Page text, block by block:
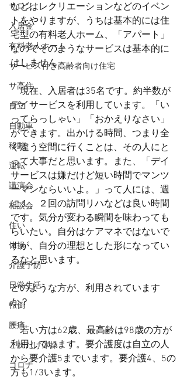
サロン
入居金
有料老人ホーム
サービス付き高齢者向け住宅
サ高住
自立
自動車
移動
運転
講演会
相談会
住い
体操
介護予防
日常生活
転倒
腰痛
これだけ体操
コロナ
などはレクリエーションなどのイベン
トをやりますが、うちは基本的には住
宅型の有料老人ホーム、「アパート」
なのでそのようなサービスは基本的に
はしません。
現在、入居者は35名です。約半数が
デイサービスを利用しています。「い
ってらっしゃい」「おかえりなさい」
ができます。出かける時間、つまり全
く違う空間に行くことは、その人にと
って大事だと思います。また、「デイ
サービスは嫌だけど短い時間でマンツ
ーマンならいいよ。」って人には、週
に１、２回の訪問リハなどは良い時間
です。気分が変わる瞬間を味わっても
らいたい。自分はケアマネではないで
すが、自分の理想とした形になってい
るなと思います。
どのような方が、利用されています
か？
若い方は62歳、最高齢は98歳の方が
利用しています。要介護度は自立の人
から要介護5までいます。要介護4、5の
方も1/3います。